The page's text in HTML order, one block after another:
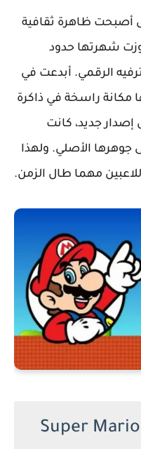
أصبحت ظاهرة ثقافية
شهرتها حدود
الرقمي. أبدعت في
مكانة راسخة في ذاكرة
جديد، كانت
جوهرها الأصلي. ولهذا
مهما طال الزمن.
حول تحميل لعبة Super Mario